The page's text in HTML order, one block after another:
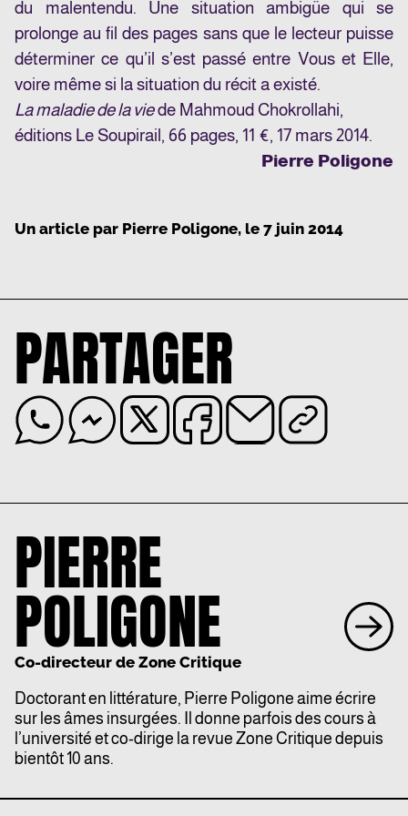
du malentendu. Une situation ambigüe qui se
prolonge au fil des pages sans que le lecteur puisse
déterminer ce qu’il s’est passé entre Vous et Elle,
voire même si la situation du récit a existé.
La maladie de la viede Mahmoud Chokrollahi,
éditions Le Soupirail, 66 pages, 11 €, 17 mars 2014.
Pierre Poligone
Un article par Pierre Poligone, le 7 juin 2014
PARTAGER
PIERRE
POLIGONE
Co-directeur de Zone Critique
Doctorant en littérature, Pierre Poligone aime écrire
sur les âmes insurgées. Il donne parfois des cours à
l’université et co-dirige la revue Zone Critique depuis
bientôt 10 ans.